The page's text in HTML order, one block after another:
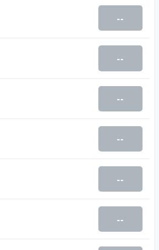
--
--
--
--
--
--